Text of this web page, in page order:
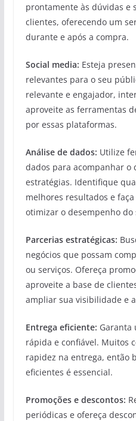
prontamente às dúvidas e
clientes, oferecendo um
durante e após a compra.
Social media: Esteja
relevantes para o seu
relevante e engajador,
aproveite as ferramentas
por essas plataformas.
Análise de dados: Utilize
dados para acompanhar o
estratégias. Identifique
melhores resultados e
otimizar o desempenho do
Parcerias estratégicas:
negócios que possam
ou serviços. Ofereça
aproveite a base de
ampliar sua visibilidade e
Entrega eficiente: Garanta
rápida e confiável. Muitos
rapidez na entrega, então
eficientes é essencial.
Promoções e descontos:
periódicas e ofereça